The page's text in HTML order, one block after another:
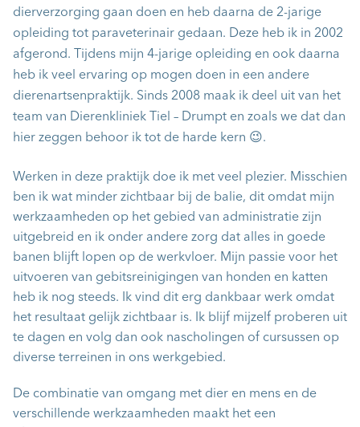
dierverzorging gaan doen en heb daarna de 2-jarige
opleiding tot paraveterinair gedaan. Deze heb ik in 2002
afgerond. Tijdens mijn 4-jarige opleiding en ook daarna
heb ik veel ervaring op mogen doen in een andere
dierenartsenpraktijk. Sinds 2008 maak ik deel uit van het
team van Dierenkliniek Tiel – Drumpt en zoals we dat dan
hier zeggen behoor ik tot de harde kern 😉.
Werken in deze praktijk doe ik met veel plezier. Misschien
ben ik wat minder zichtbaar bij de balie, dit omdat mijn
werkzaamheden op het gebied van administratie zijn
uitgebreid en ik onder andere zorg dat alles in goede
banen blijft lopen op de werkvloer. Mijn passie voor het
uitvoeren van gebitsreinigingen van honden en katten
heb ik nog steeds. Ik vind dit erg dankbaar werk omdat
het resultaat gelijk zichtbaar is. Ik blijf mijzelf proberen uit
te dagen en volg dan ook nascholingen of cursussen op
diverse terreinen in ons werkgebied.
De combinatie van omgang met dier en mens en de
verschillende werkzaamheden maakt het een